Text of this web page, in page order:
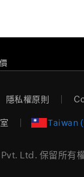
隱私權原則
Taiwan
Ltd. 保留所有